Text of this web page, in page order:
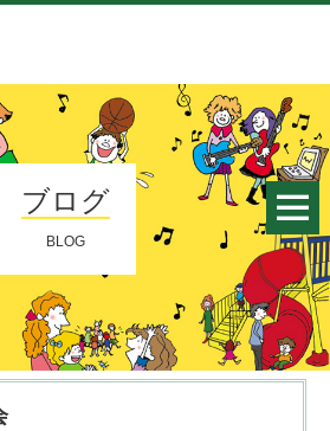
ブログ
BLOG